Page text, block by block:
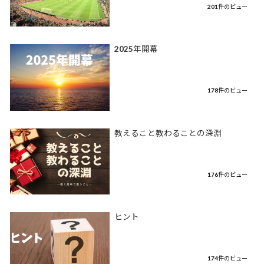
201件のビュー
2025年開幕
178件のビュー
教えること教わることの深淵
176件のビュー
ヒント
174件のビュー